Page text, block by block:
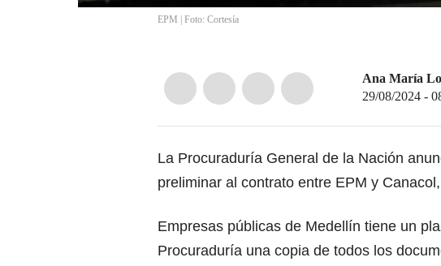
EPM | Foto: Cortesía
Ana María
29/08/2024 -
La Procuraduría General de la Nación
preliminar al contrato entre EPM y
Empresas públicas de Medellín tiene un
Procuraduría una copia de todos los